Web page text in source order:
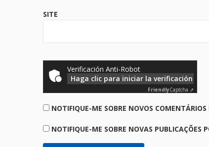
SITE
Verificación Anti-Robot
Haga clic para iniciar la verificación
FriendlyCaptcha ⇗
NOTIFIQUE-ME SOBRE NOVOS
NOTIFIQUE-ME SOBRE NOVAS PUBLICAÇÕES